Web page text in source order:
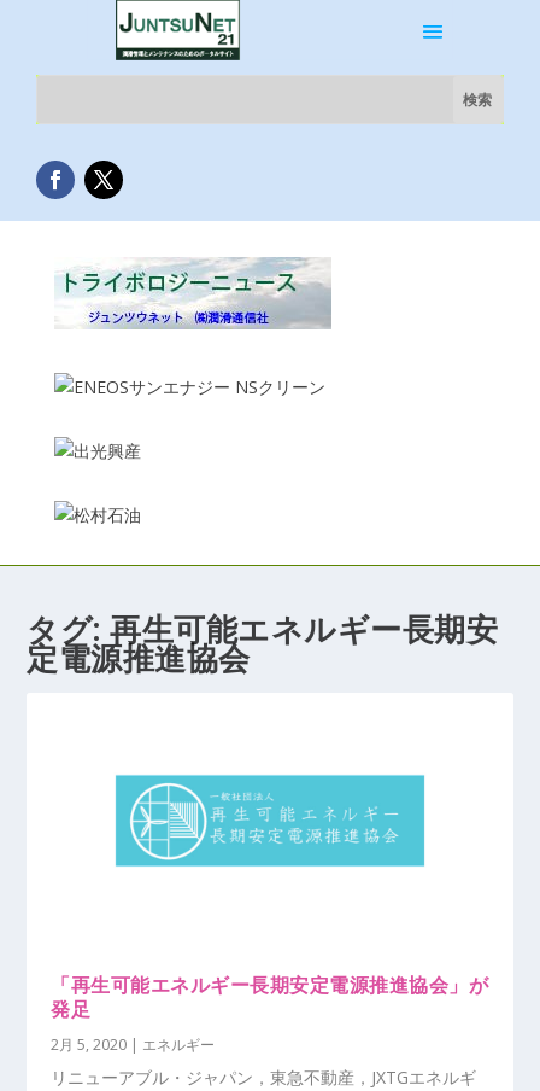
タグ:再生可能エネルギー長期安
定電源推進協会
「再生可能エネルギー長期安定電源推進協会」が
発足
2月 5, 2020 | エネルギー
リニューアブル・ジャパン，東急不動産，JXTGエネルギ